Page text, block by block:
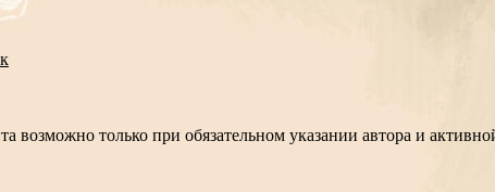
возможно только при обязательном указании автора и